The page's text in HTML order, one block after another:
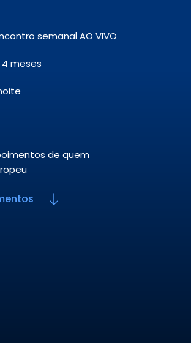
semanal AO VIVO
meses
de quem